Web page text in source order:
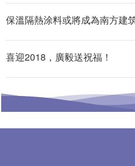
保溫隔熱涂料或將成為南方建
喜迎2018，廣毅送祝福！